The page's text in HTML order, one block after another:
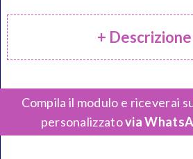
+ Descrizione
Compila il modulo e riceverai
personalizzatovia